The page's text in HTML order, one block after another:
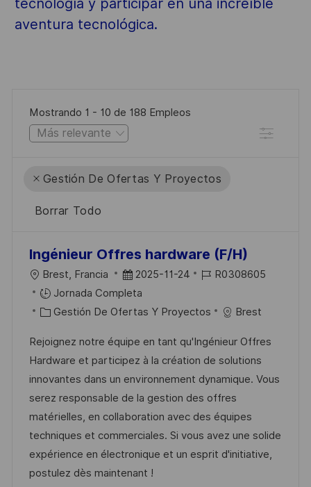
tecnología y participar en una increíble
aventura tecnológica.
Mostrando 1 - 10 de 188 Empleos
Filtro
Gestión De Ofertas Y Proyectos
Borrar Todo
results
updated
result
found
Ingénieur Offres hardware (F/H)
U
B
A
C
I
Ó
N
Brest, Francia
F
E
C
A
D
E
P
U
B
L
I
2025-11-24
I
D
E
M
P
L
E
O
R0308605
Jornada Completa
C
T
E
G
O
R
Í
A
Gestión De Ofertas Y Proyectos Brest
Rejoignez notre équipe en tant qu'Ingénieur Offres
Hardware et participez à la création de solutions
innovantes dans un environnement dynamique. Vous
serez responsable de la gestion des offres
matérielles, en collaboration avec des équipes
techniques et commerciales. Si vous avez une solide
expérience en électronique et un esprit d'initiative,
postulez dès maintenant !